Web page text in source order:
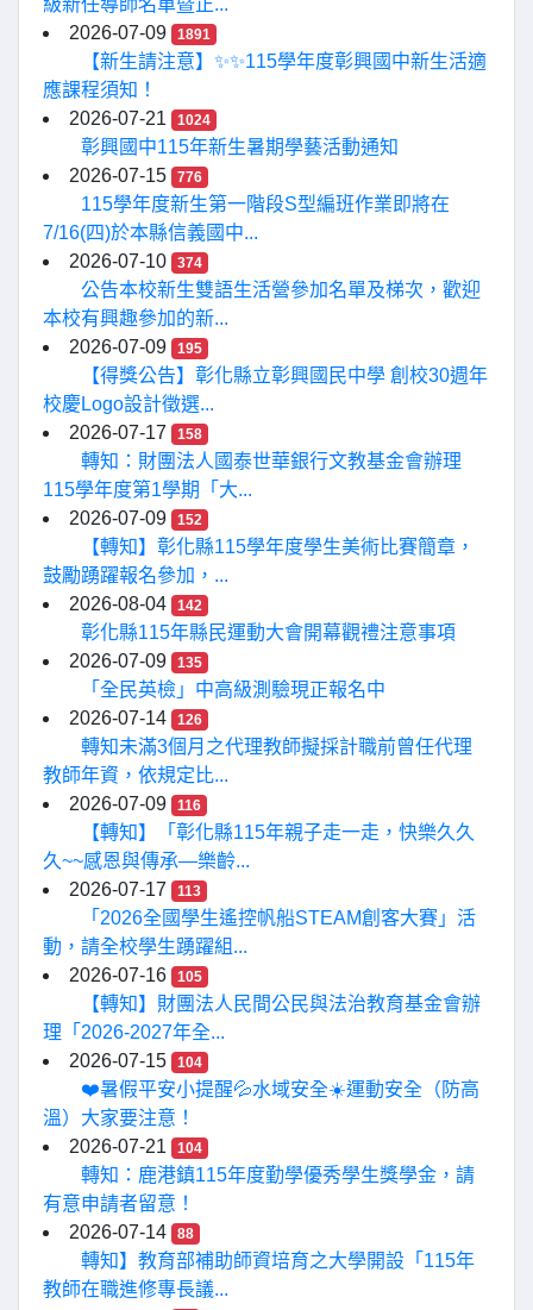
2026-07-09
1891
【新生請注意】✨✨115學年度彰興國中新生活適
應課程須知！
2026-07-21
1024
彰興國中115年新生暑期學藝活動通知
2026-07-15
776
115學年度新生第一階段S型編班作業即將在
7/16(四)於本縣信義國中...
2026-07-10
374
公告本校新生雙語生活營參加名單及梯次，歡迎
本校有興趣參加的新...
2026-07-09
195
【得獎公告】彰化縣立彰興國民中學 創校30週年
校慶Logo設計徵選...
2026-07-17
158
轉知：財團法人國泰世華銀行文教基金會辦理
115學年度第1學期「大...
2026-07-09
152
【轉知】彰化縣115學年度學生美術比賽簡章，
鼓勵踴躍報名參加，...
2026-08-04
142
彰化縣115年縣民運動大會開幕觀禮注意事項
2026-07-09
135
「全民英檢」中高級測驗現正報名中
2026-07-14
126
轉知未滿3個月之代理教師擬採計職前曾任代理
教師年資，依規定比...
2026-07-09
116
【轉知】「彰化縣115年親子走一走，快樂久久
久~~感恩與傳承—樂齡...
2026-07-17
113
「2026全國學生遙控帆船STEAM創客大賽」活
動，請全校學生踴躍組...
2026-07-16
105
【轉知】財團法人民間公民與法治教育基金會辦
理「2026-2027年全...
2026-07-15
104
❤️暑假平安小提醒💦水域安全☀️運動安全（防高
溫）大家要注意！
2026-07-21
104
轉知：鹿港鎮115年度勤學優秀學生獎學金，請
有意申請者留意！
2026-07-14
88
轉知】教育部補助師資培育之大學開設「115年
教師在職進修專長議...